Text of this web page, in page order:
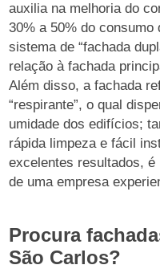
auxilia na melhoria do
30% a 50% do consumo
sistema de “fachada
relação à fachada
Além disso, a fachada
“respirante”, o qual
umidade dos edifícios;
rápida limpeza e fácil
excelentes resultados, é
de uma empresa
Procura
São Carlos?